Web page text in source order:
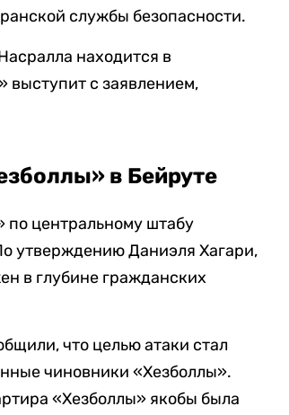
службы безопасности.
находится в
выступит с заявлением,
в Бейруте
по центральному штабу
утверждению Даниэля Хагари,
в глубине гражданских
что целью атаки стал
чиновники «Хезболлы».
«Хезболлы» якобы была